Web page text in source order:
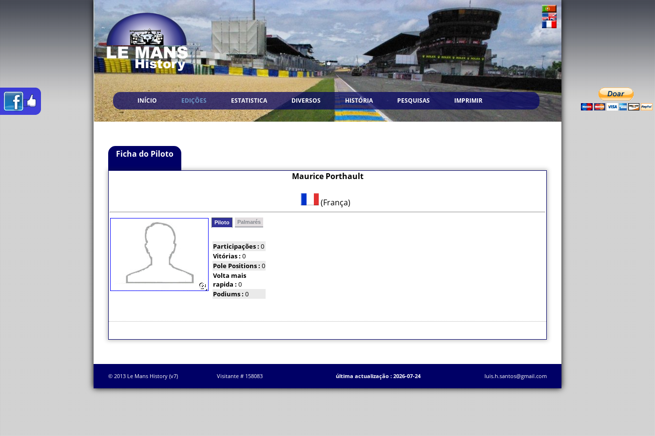
INÍCIO EDIÇÕES ESTATISTICA DIVERSOS HISTÓRIA PESQUISAS IMPRIMIR
Ficha do Piloto
Maurice Porthault
(França)
Piloto Palmarés
Participações : 0
Vitórias : 0
Pole Positions : 0
Volta mais
rapida : 0
Podiums : 0
© 2013 Le Mans History (v7) Visitante # 158083 última actualização : 2026-07-24 luis.h.santos@gmail.com